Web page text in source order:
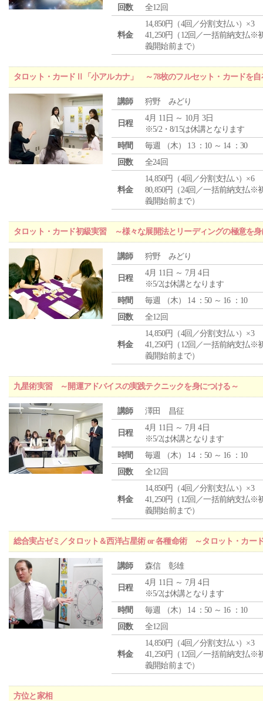
回数
全12回
料金
14,850円（4回／分割支払い）×3
41,250円（12回／一括前納支払※
義開始前まで）
タロット・カードⅡ「小アルカナ」 ～78枚のフルセット・カードを自
講師 狩野 みどり
日程
4月 11日 ～ 10月 3日
※5/2・8/15は休講となります
時間
毎週 （木） 13 ：10 ～ 14 ：30
回数
全24回
料金
14,850円（4回／分割支払い）×6
80,850円（24回／一括前納支払※
義開始前まで）
タロット・カード初級実習 ～様々な展開法とリーディングの極意を身
講師 狩野 みどり
日程
4月 11日 ～ 7月 4日
※5/2は休講となります
時間
毎週 （木） 14 ：50 ～ 16 ：10
回数
全12回
料金
14,850円（4回／分割支払い）×3
41,250円（12回／一括前納支払※
義開始前まで）
九星術実習 ～開運アドバイスの実践テクニックを身につける～
講師 澤田 昌征
日程
4月 11日 ～ 7月 4日
※5/2は休講となります
時間
毎週 （木） 14 ：50 ～ 16 ：10
回数
全12回
料金
14,850円（4回／分割支払い）×3
41,250円（12回／一括前納支払※
義開始前まで）
総合実占ゼミ／タロット＆西洋占星術 or 各種命術 ～タロット・カー
講師 森信 彰雄
日程
4月 11日 ～ 7月 4日
※5/2は休講となります
時間
毎週 （木） 14 ：50 ～ 16 ：10
回数
全12回
料金
14,850円（4回／分割支払い）×3
41,250円（12回／一括前納支払※
義開始前まで）
方位と家相